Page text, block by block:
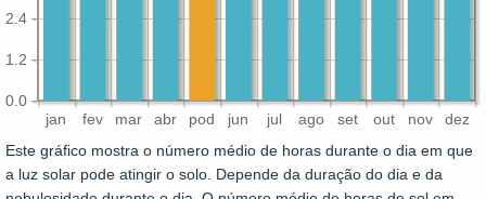
jan fev mar abr pod jun jul ago set out nov dez
0.0
1.2
2.4
Este gráfico mostra o número médio de horas durante o dia em que
a luz solar pode atingir o solo. Depende da duração do dia e da